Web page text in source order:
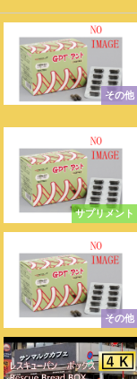
その他
サプリメント
その他